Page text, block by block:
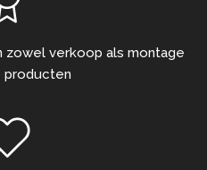
zowel verkoop als montage
producten